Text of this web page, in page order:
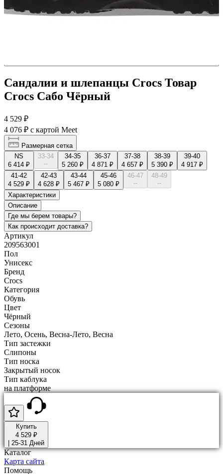
Сандалии и шлепанцы Crocs Товар
Crocs Сабо Чёрный
4 529 ₽
4 076 ₽ с картой Meet
Размерная сетка
NS
6 414 ₽
33-34
--
34-35
5 260 ₽
36-37
4 871 ₽
37-38
4 657 ₽
38-39
5 390 ₽
39-40
4 917 ₽
41-42
4 529 ₽
42-43
4 628 ₽
43-44
5 467 ₽
45-46
5 080 ₽
46-47
--
48-49
--
Характеристики
Описание
Где мы берем товары?
Как происходит доставка?
Артикул
209563001
Пол
Унисекс
Бренд
Crocs
Категория
Обувь
Цвет
Чёрный
Сезоны
Лето, Осень, Весна-Лето, Весна
Тип застежки
Слипоны
Тип носка
Закрытый носок
Тип каблука
на платформе
Купить
4 529 ₽
25-31 Дней
Каталог
Карта сайта
Помощь